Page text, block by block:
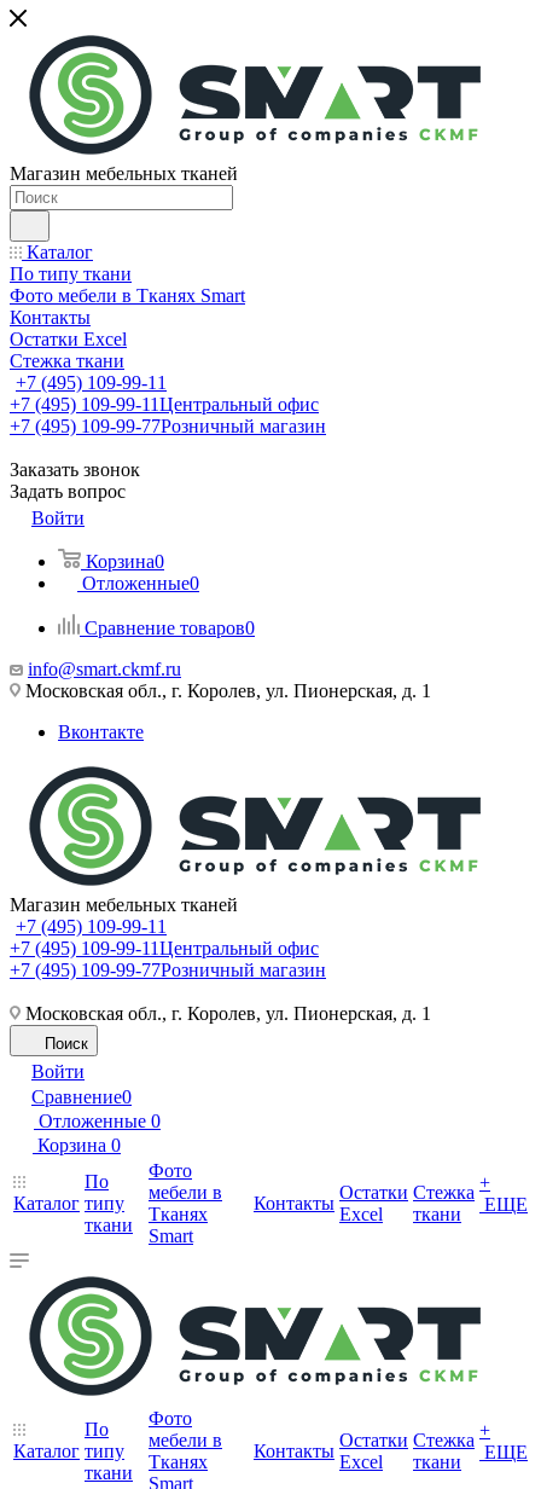
Магазин мебельных тканей
Каталог
По типу ткани
Фото мебели в Тканях Smart
Контакты
Остатки Excel
Стежка ткани
+7 (495) 109-99-11
+7 (495) 109-99-11Центральный офис
+7 (495) 109-99-77Розничный магазин
Заказать звонок
Задать вопрос
Войти
Корзина0
Отложенные0
Сравнение товаров0
info@smart.ckmf.ru
Московская обл., г. Королев, ул. Пионерская, д. 1
Вконтакте
Магазин мебельных тканей
+7 (495) 109-99-11
+7 (495) 109-99-11Центральный офис
+7 (495) 109-99-77Розничный магазин
Московская обл., г. Королев, ул. Пионерская, д. 1
Поиск
Войти
Сравнение0
Отложенные 0
Корзина 0
Каталог
По
типу
ткани
Фото
мебели в
Тканях
Smart
Контакты
Остатки
Excel
Стежка
ткани
+
ЕЩЕ
Каталог
По
типу
ткани
Фото
мебели в
Тканях
Smart
Контакты
Остатки
Excel
Стежка
ткани
+
ЕЩЕ